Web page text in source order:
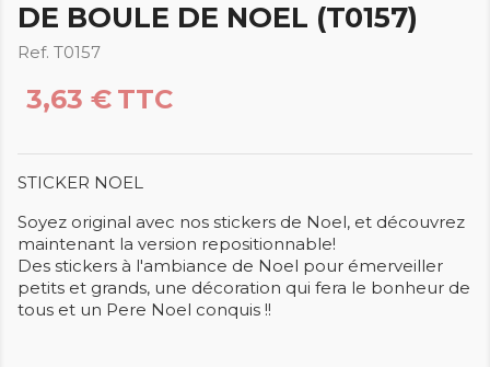
DE BOULE DE NOEL (T0157)
Ref. T0157
3,63 € TTC
STICKER NOEL
Soyez original avec nos stickers de Noel, et découvrez
maintenant la version repositionnable!
Des stickers à l'ambiance de Noel pour émerveiller
petits et grands, une décoration qui fera le bonheur de
tous et un Pere Noel conquis !!